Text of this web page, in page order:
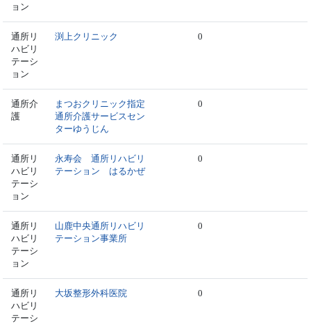
ョン
通所リ
ハビリ
テーシ
ョン
渕上クリニック 0
通所介
護
まつおクリニック指定
通所介護サービスセン
ターゆうじん
0
通所リ
ハビリ
テーシ
ョン
永寿会 通所リハビリ
テーション はるかぜ
0
通所リ
ハビリ
テーシ
ョン
山鹿中央通所リハビリ
テーション事業所
0
通所リ
ハビリ
テーシ
大坂整形外科医院 0